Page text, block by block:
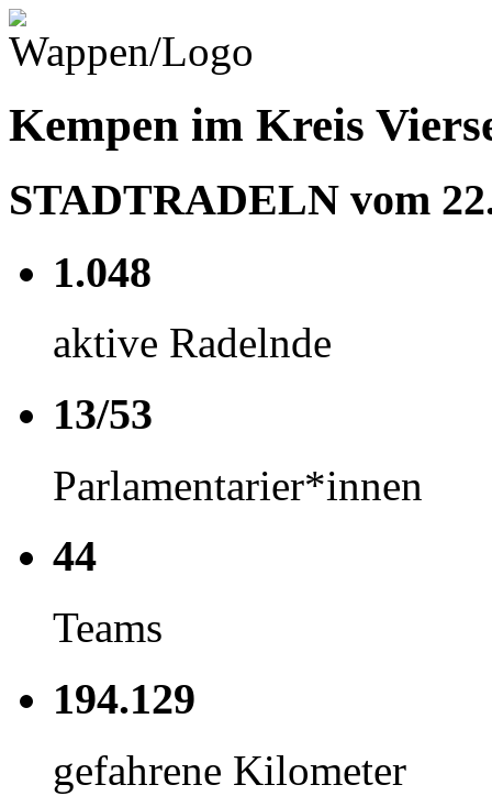
Kempen im Kreis
STADTRADELN vom
1.048
aktive Radelnde
13/53
Parlamentarier*innen
44
Teams
194.129
gefahrene Kilometer